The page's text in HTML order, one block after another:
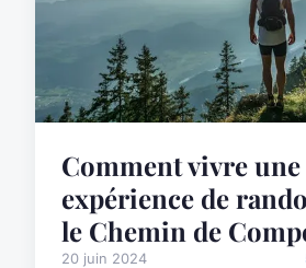
Comment vivre une
expérience de
le Chemin de
20 juin 2024